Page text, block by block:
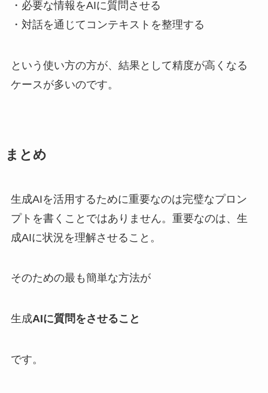
・必要な情報をAIに質問させる
・対話を通じてコンテキストを整理する
という使い方の方が、結果として精度が高くなる
ケースが多いのです。
まとめ
生成AIを活用するために重要なのは完璧なプロン
プトを書くことではありません。重要なのは、生
成AIに状況を理解させること。
そのための最も簡単な方法が
生成AIに質問をさせること
です。